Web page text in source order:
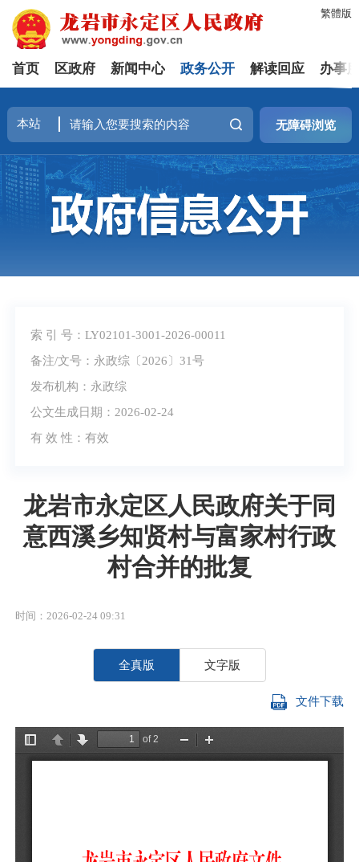
繁體版
首页 区政府 新闻中心 政务公开 解读回应 办事
无障碍浏览
索 引 号：LY02101-3001-2026-00011
备注/文号：永政综〔2026〕31号
发布机构：永政综
公文生成日期：2026-02-24
有 效 性： 有效
龙岩市永定区人民政府关于同
意西溪乡知贤村与富家村行政
村合并的批复
时间：2026-02-24 09:31
全真版 文字版
文件下载